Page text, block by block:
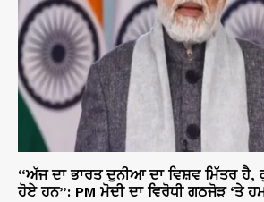
“ਅੱਜ ਦਾ ਭਾਰਤ ਦੁਨੀਆ ਦਾ ਵਿਸ਼ਵ ਮਿੱਤਰ
ਹੋਏ ਹਨ”: PM ਮੋਦੀ ਦਾ ਵਿਰੋਧੀ ਗਠਜੋੜ ‘ਤੇ